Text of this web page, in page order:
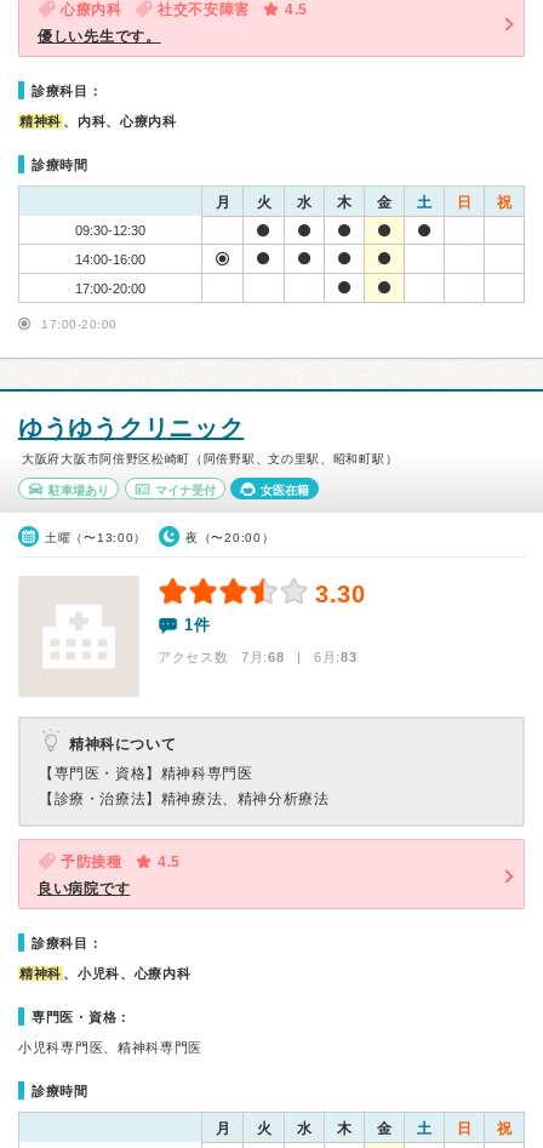
心療内科 社交不安障害
4.5
優しい先生です。
診療科目：
精神科 、内科、心療内科
診療時間
月 火 水 木 金 土 日 祝
09:30-12:30
14:00-16:00
17:00-20:00
17:00-20:00
ゆうゆうクリニック
大阪府大阪市阿倍野区松崎町（阿倍野駅、文の里駅、昭和町駅）
駐車場あり マイナ受付 女医在籍
土曜（〜13:00） 夜（〜20:00）
3.30
1件
アクセス数 7月:68 | 6月:83
精神科について
【専門医・資格】 精神科専門医
【診療・治療法】 精神療法、精神分析療法
予防接種
4.5
良い病院です
診療科目：
精神科 、小児科、心療内科
専門医・資格：
小児科専門医、精神科専門医
診療時間
月 火 水 木 金 土 日 祝